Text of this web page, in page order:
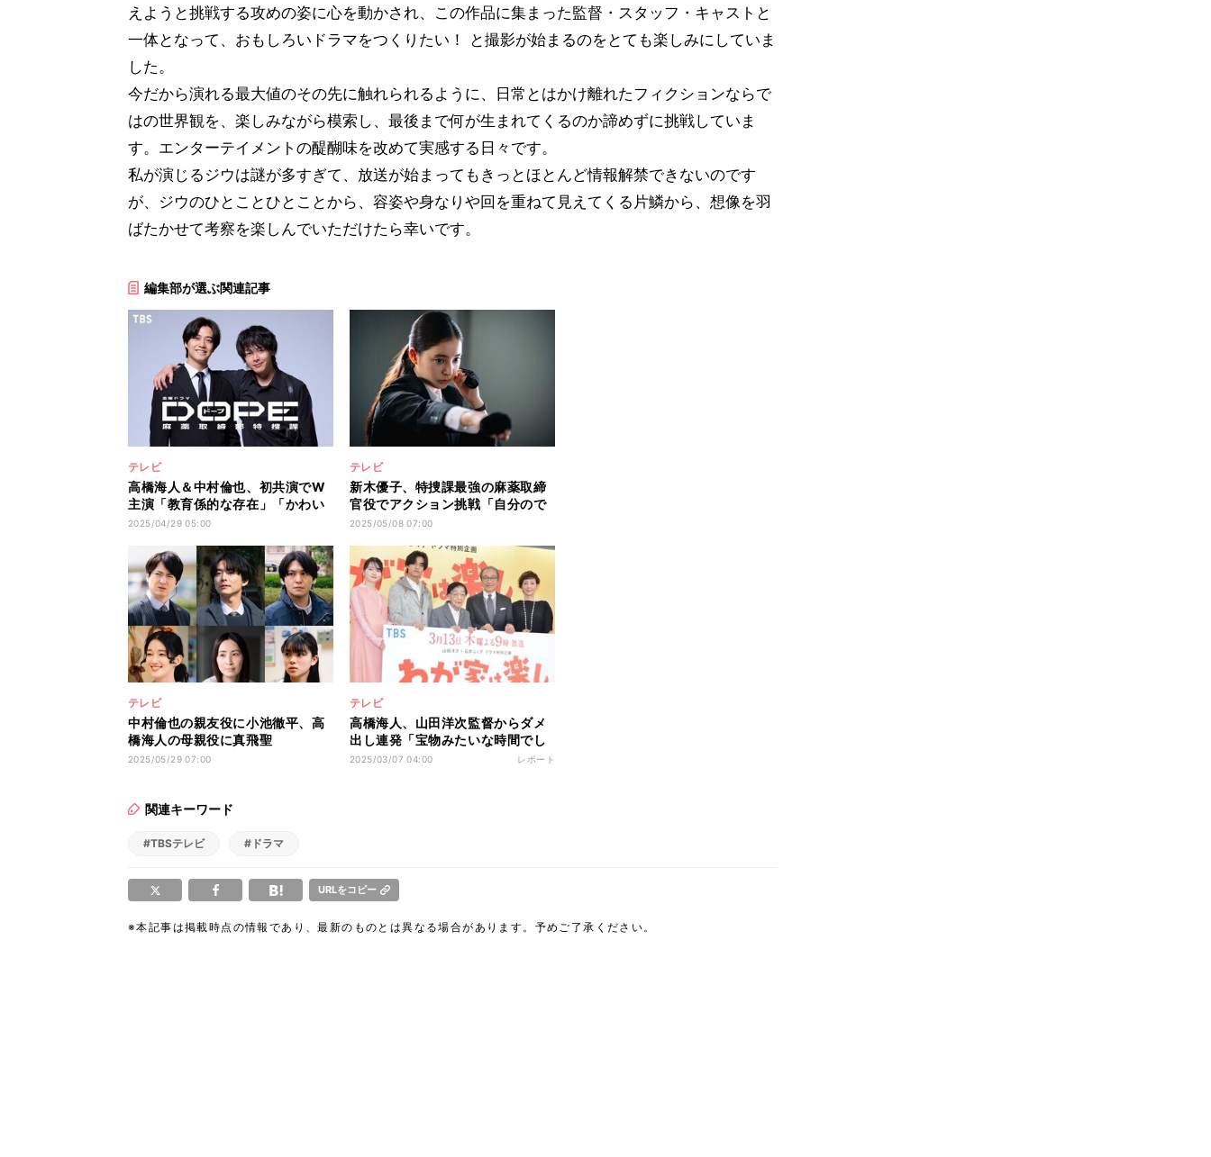
えようと挑戦する攻めの姿に心を動かされ、この作品に集まった監督・スタッフ・キャストと
一体となって、おもしろいドラマをつくりたい！ と撮影が始まるのをとても楽しみにしていま
した。
今だから演れる最大値のその先に触れられるように、日常とはかけ離れたフィクションならで
はの世界観を、楽しみながら模索し、最後まで何が生まれてくるのか諦めずに挑戦していま
す。エンターテイメントの醍醐味を改めて実感する日々です。
私が演じるジウは謎が多すぎて、放送が始まってもきっとほとんど情報解禁できないのです
が、ジウのひとことひとことから、容姿や身なりや回を重ねて見えてくる片鱗から、想像を羽
ばたかせて考察を楽しんでいただけたら幸いです。
編集部が選ぶ関連記事
テレビ
高橋海人＆中村倫也、初共演でW
主演「教育係的な存在」「かわい
くて仕方ない」
2025/04/29 05:00
テレビ
新木優子、特捜課最強の麻薬取締
官役でアクション挑戦「自分ので
きる限りを尽くして…」
2025/05/08 07:00
テレビ
中村倫也の親友役に小池徹平、高
橋海人の母親役に真飛聖
『DOPE』新キャスト6人発表
2025/05/29 07:00
テレビ
高橋海人、山田洋次監督からダメ
出し連発「宝物みたいな時間でし
た」 小日向文世らも熱血指導に驚
2025/03/07 04:00 レポート
関連キーワード
#TBSテレビ #ドラマ
URLをコピー
※本記事は掲載時点の情報であり、最新のものとは異なる場合があります。予めご了承ください。